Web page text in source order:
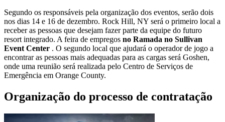
Segundo os responsáveis ​​pela organização dos eventos, serão dois
nos dias 14 e 16 de dezembro. Rock Hill, NY será o primeiro local a
receber as pessoas que desejam fazer parte da equipe do futuro
resort integrado. A feira de empregos no Ramada no Sullivan
Event Center . O segundo local que ajudará o operador de jogo a
encontrar as pessoas mais adequadas para as cargas será Goshen,
onde uma reunião será realizada pelo Centro de Serviços de
Emergência em Orange County.
Organização do processo de contratação